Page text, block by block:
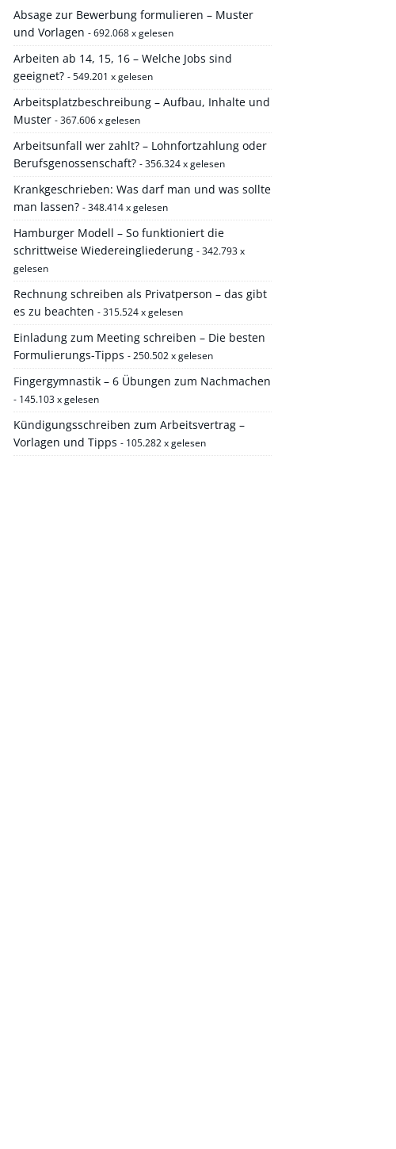
Absage zur Bewerbung formulieren – Muster
und Vorlagen - 692.068 x gelesen
Arbeiten ab 14, 15, 16 – Welche Jobs sind
geeignet? - 549.201 x gelesen
Arbeitsplatzbeschreibung – Aufbau, Inhalte und
Muster - 367.606 x gelesen
Arbeitsunfall wer zahlt? – Lohnfortzahlung oder
Berufsgenossenschaft? - 356.324 x gelesen
Krankgeschrieben: Was darf man und was sollte
man lassen? - 348.414 x gelesen
Hamburger Modell – So funktioniert die
schrittweise Wiedereingliederung - 342.793 x
gelesen
Rechnung schreiben als Privatperson – das gibt
es zu beachten - 315.524 x gelesen
Einladung zum Meeting schreiben – Die besten
Formulierungs-Tipps - 250.502 x gelesen
Fingergymnastik – 6 Übungen zum Nachmachen
- 145.103 x gelesen
Kündigungsschreiben zum Arbeitsvertrag –
Vorlagen und Tipps - 105.282 x gelesen